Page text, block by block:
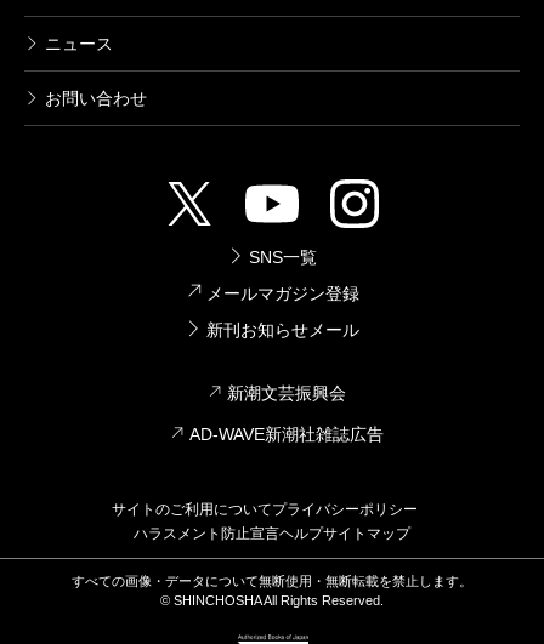
ニュース
お問い合わせ
SNS一覧
メールマガジン登録
新刊お知らせメール
新潮文芸振興会
AD-WAVE新潮社雑誌広告
サイトのご利用についてプライバシーポリシー
ハラスメント防止宣言ヘルプサイトマップ
すべての画像・データについて無断使用・無断転載を禁止します。
© SHINCHOSHA All Rights Reserved.